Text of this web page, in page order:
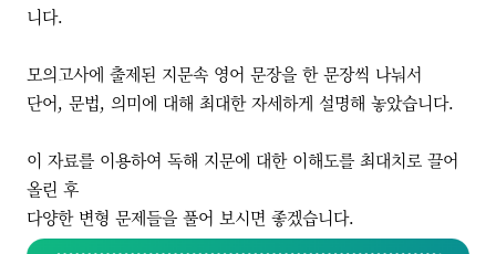
니다.
모의고사에 출제된 지문속 영어 문장을 한 문장씩 나눠서
단어, 문법, 의미에 대해 최대한 자세하게 설명해 놓았습니다.
이 자료를 이용하여 독해 지문에 대한 이해도를 최대치로 끌어
올린 후
다양한 변형 문제들을 풀어 보시면 좋겠습니다.